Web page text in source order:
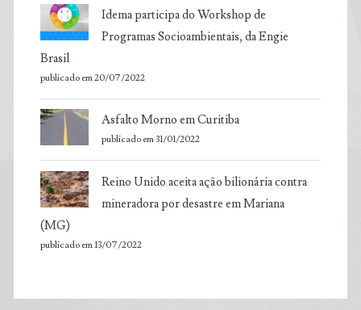
Idema participa do Workshop de
Programas Socioambientais, da Engie
Brasil
publicado em 20/07/2022
Asfalto Morno em Curitiba
publicado em 31/01/2022
Reino Unido aceita ação bilionária contra
mineradora por desastre em Mariana
(MG)
publicado em 13/07/2022